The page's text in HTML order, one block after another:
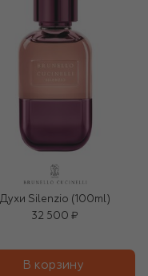
Духи Silenzio (100ml)
32 500 ₽
В корзину